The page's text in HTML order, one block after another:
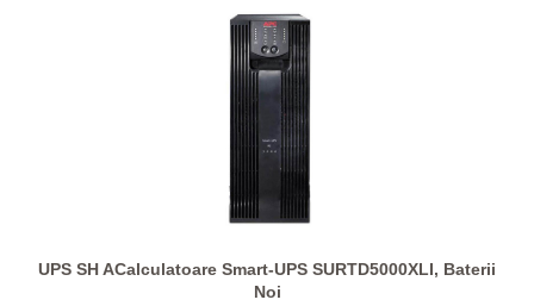
UPS SH ACalculatoare Smart-UPS SURTD5000XLI, Baterii
Noi